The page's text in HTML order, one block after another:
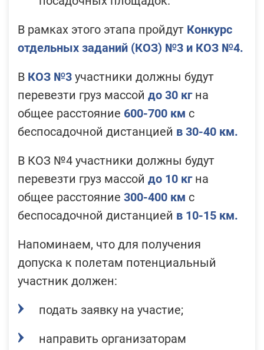
В рамках этого этапа пройдут Конкурс
отдельных заданий (КОЗ) №3 и КОЗ №4.
В КОЗ №3 участники должны будут
перевезти груз массой до 30 кг на
общее расстояние 600-700 км с
беспосадочной дистанцией в 30-40 км.
В КОЗ №4 участники должны будут
перевезти груз массой до 10 кг на
общее расстояние 300-400 км с
беспосадочной дистанцией в 10-15 км.
Напоминаем, что для получения
допуска к полетам потенциальный
участник должен:
подать заявку на участие;
направить организаторам